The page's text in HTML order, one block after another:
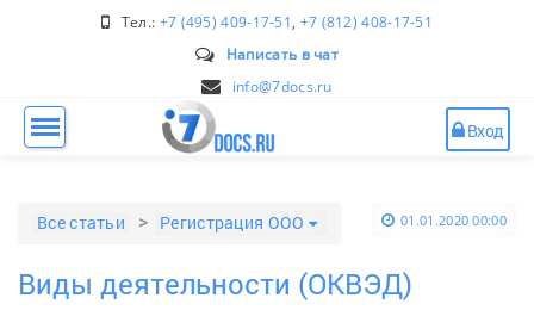
Тел.: +7 (495) 409-17-51, +7 (812) 408-17-51
Написать в чат
info@7docs.ru
Вход
Все статьи Регистрация ООО 01.01.2020 00:00
Виды деятельности (ОКВЭД)